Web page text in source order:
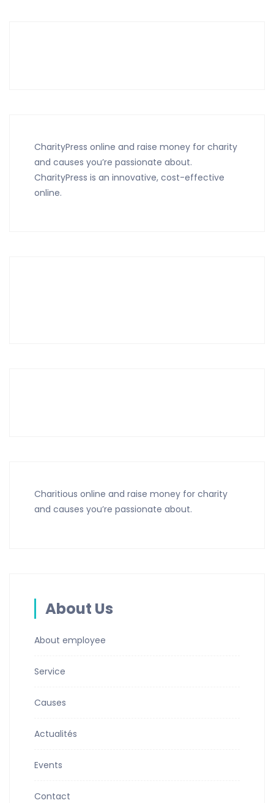
CharityPress online and raise money for charity
and causes you’re passionate about.
CharityPress is an innovative, cost-effective
online.
Charitious online and raise money for charity
and causes you’re passionate about.
About Us
About employee
Service
Causes
Actualités
Events
Contact